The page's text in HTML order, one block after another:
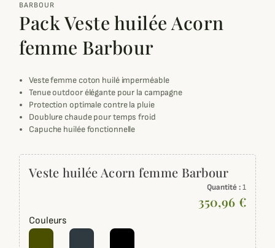
BARBOUR
Pack Veste huilée Acorn
femme Barbour
Veste femme coton huilé imperméable
Tenue outdoor élégante pour la campagne
Protection optimale contre la pluie
Doublure chaude pour temps froid
Capuche huilée fonctionnelle
Veste huilée Acorn femme Barbour
Quantité :1
350,96 €
Couleurs